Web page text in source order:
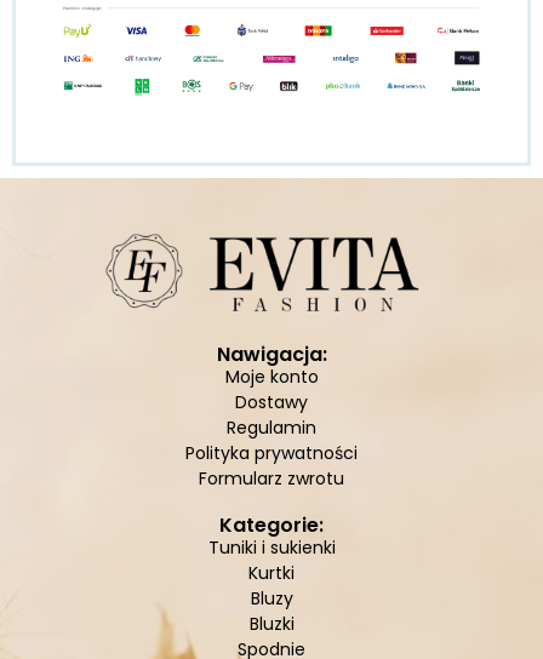
Nawigacja:
Moje konto
Dostawy
Regulamin
Polityka prywatności
Formularz zwrotu
Kategorie:
Tuniki i sukienki
Kurtki
Bluzy
Bluzki
Spodnie